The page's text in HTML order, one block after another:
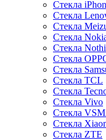
Стекла
Стекла
Стекла
Стекла
Стекла
Стекла
Стекла
Стекла TCL
Стекла
Стекла Vivo
Стекла
Стекла
Стекла ZTE